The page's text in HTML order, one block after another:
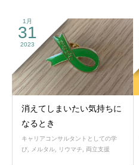
1月
31
2023
消えてしまいたい気持ちに
なるとき
キャリアコンサルタントとしての学
び, メルタル, リウマチ, 両立支援